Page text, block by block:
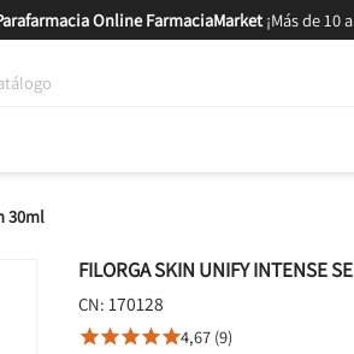
Online FarmaciaMarket¡Más de 10
30ml
FILORGA SKIN UNIFY INTENSE
CN: 170128
4,67 (9)